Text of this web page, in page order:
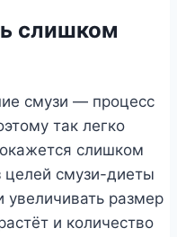
слишком
смузи — процесс
так легко
слишком
смузи-диеты
размер
и количество